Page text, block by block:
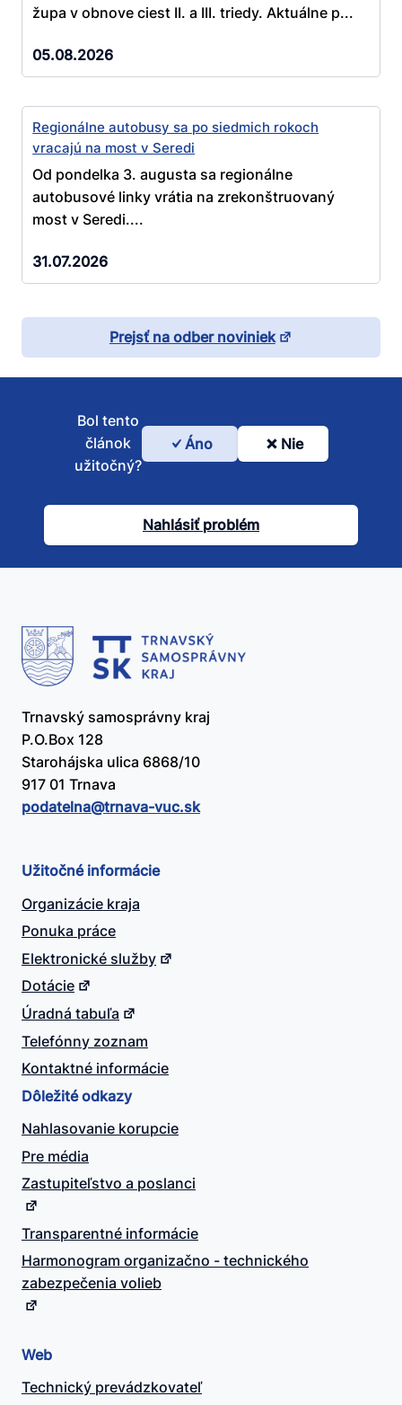
župa v obnove ciest II. a III. triedy. Aktuálne p...
05.08.2026
Regionálne autobusy sa po siedmich rokoch
vracajú na most v Seredi
Od pondelka 3. augusta sa regionálne
autobusové linky vrátia na zrekonštruovaný
most v Seredi....
31.07.2026
Prejsť na odber noviniek
Bol
článok
užitočný?
Bol tento
článok
užitočný?
Áno Nie
Nahlásiť problém
Trnavský samosprávny kraj
P.O.Box 128
Starohájska ulica 6868/10
917 01 Trnava
podatelna@​trnava-vuc.sk
Užitočné informácie
Organizácie kraja
Ponuka práce
Elektronické služby
Dotácie
Úradná tabuľa
Telefónny zoznam
Kontaktné informácie
Dôležité odkazy
Nahlasovanie korupcie
Pre média
Zastupiteľstvo a poslanci
Transparentné informácie
Harmonogram organizačno - technického
zabezpečenia volieb
Web
Technický prevádzkovateľ